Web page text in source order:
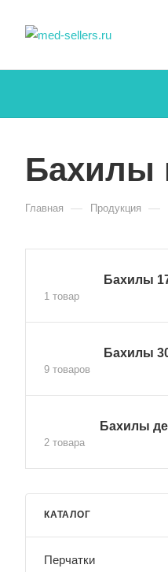
Бахилы
Главная — Продукция —
Бахилы
1 товар
Бахилы
9 товаров
Бахилы
2 товара
КАТАЛОГ
Перчатки